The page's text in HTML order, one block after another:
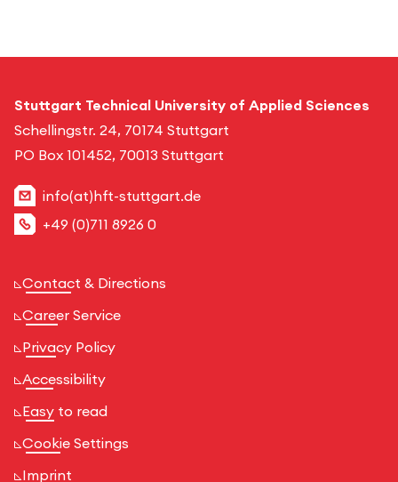
Stuttgart Technical University of Applied Sciences
Schellingstr. 24, 70174 Stuttgart
PO Box 101452, 70013 Stuttgart
info(at)hft-stuttgart.de
+49 (0)711 8926 0
Contact & Directions
Career Service
Privacy Policy
Accessibility
Easy to read
Cookie Settings
Imprint